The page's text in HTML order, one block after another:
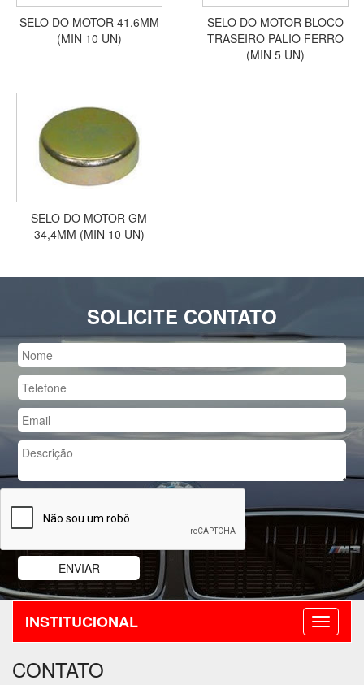
SELO DO MOTOR 41,6MM
(MIN 10 UN)
SELO DO MOTOR BLOCO
TRASEIRO PALIO FERRO
(MIN 5 UN)
SELO DO MOTOR GM
34,4MM (MIN 10 UN)
SOLICITE CONTATO
INSTITUCIONAL
CONTATO